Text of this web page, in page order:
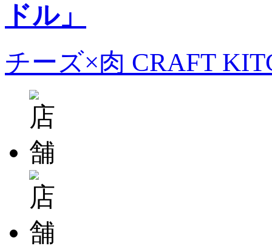
チーズ×肉 CRAFT